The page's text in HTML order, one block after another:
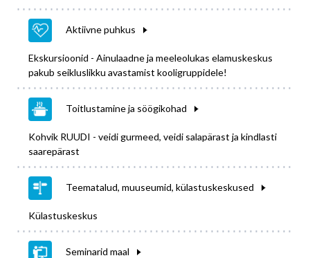
Aktiivne puhkus
Ekskursioonid - Ainulaadne ja meeleolukas elamuskeskus
pakub seikluslikku avastamist kooligruppidele!
Toitlustamine ja söögikohad
Kohvik RUUDI - veidi gurmeed, veidi salapärast ja kindlasti
saarepärast
Teematalud, muuseumid, külastuskeskused
Külastuskeskus
Seminarid maal